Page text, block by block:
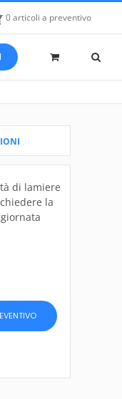
0 articoli a preventivo
di lamiere
la